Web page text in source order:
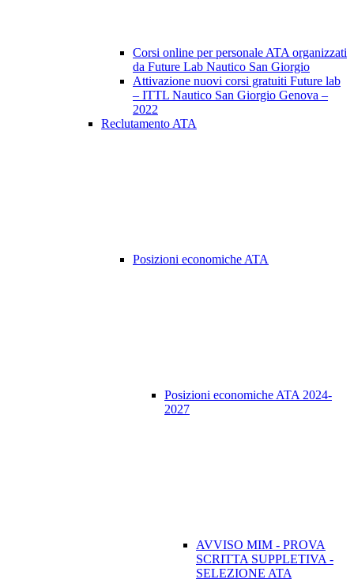
Corsi online per personale ATA organizzati
da Future Lab Nautico San Giorgio
Attivazione nuovi corsi gratuiti Future lab
– ITTL Nautico San Giorgio Genova –
2022
Reclutamento ATA
Posizioni economiche ATA
Posizioni economiche ATA 2024-
2027
AVVISO MIM - PROVA
SCRITTA SUPPLETIVA -
SELEZIONE ATA